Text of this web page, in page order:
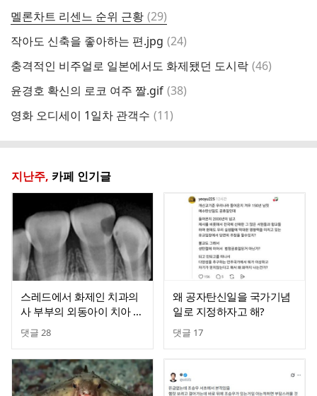
멜론차트 리센느 순위 근황 댓
글
(29)
작아도 신축을 좋아하는 편.jpg 댓
(24)
충격적인 비주얼로 일본에서도 화제됐던 도시락 댓
(46)
윤경호 확신의 로코 여주 짤.gif 댓
(38)
영화 오디세이 1일차 관객수 댓
(11)
지난주, 카페 인기글
스레드에서 화제인 치과의
사 부부의 외동아이 치아 상
태.jpg
댓글 28
왜 공자탄신일을 국가기념
일로 지정하자고 해?
댓글 17